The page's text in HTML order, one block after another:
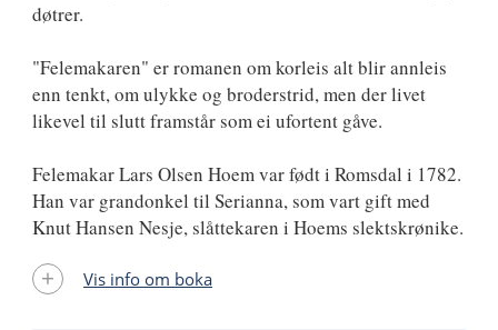
døtrer.
"Felemakaren" er romanen om korleis alt blir annleis
enn tenkt, om ulykke og broderstrid, men der livet
likevel til slutt framstår som ei ufortent gåve.
Felemakar Lars Olsen Hoem var født i Romsdal i 1782.
Han var grandonkel til Serianna, som vart gift med
Knut Hansen Nesje, slåttekaren i Hoems slektskrønike.
Vis info om boka